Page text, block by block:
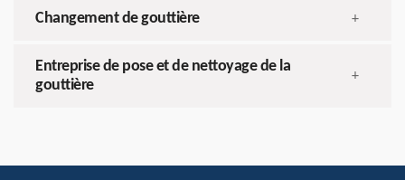
Changement de gouttière +
Entreprise de pose et de nettoyage de la
gouttière
+